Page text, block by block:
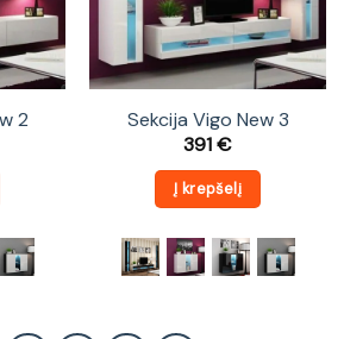
2
Sekcija Vigo New 3
391€
Į krepšelį